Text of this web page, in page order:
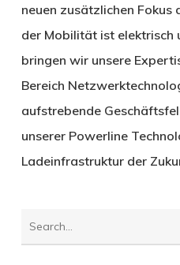
neuen zusätzlichen Fokus
der Mobilität ist elektrisch
bringen wir unsere
Bereich
aufstrebende
unserer Powerline
Ladeinfrastruktur der